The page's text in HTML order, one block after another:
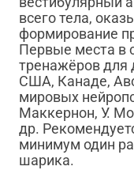
всего тела,
формирование
Первые места в
тренажёров для
США, Канаде,
мировых
Маккернон, У.
др.
минимум один
шарика.